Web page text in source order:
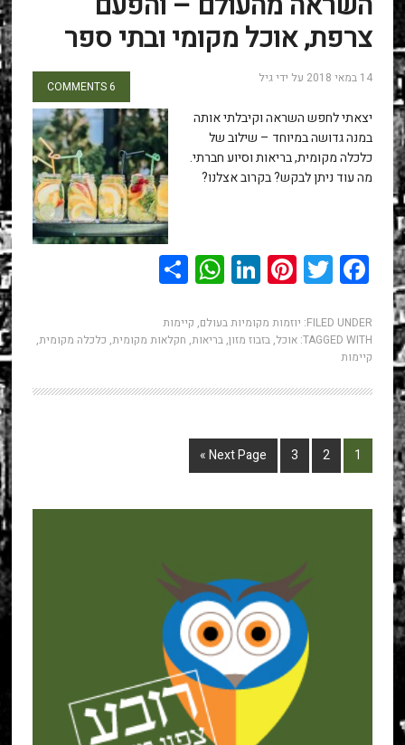
צרפת, אוכל מקומי ובתי ספר
14 במאי 2018 על ידיגיל
6 COMMENTS
יצאתי לחפש השראה וקיבלתי אותה
במנה גדושה במיוחד – שילוב של
כלכלה מקומית, בריאות וסיוע חברתי.
מה עוד ניתן לבקש? בקרוב אצלנו?
Facebook
Twitter
Pinterest
LinkedIn
WhatsApp
Share
FILED UNDER: יוזמות מקומיות בעולם, קיימות
TAGGED WITH: אוכל, בזבוז מזון, בריאות, חקלאות מקומית, כלכלה מקומית,
קיימות
1
2
3
Next Page »